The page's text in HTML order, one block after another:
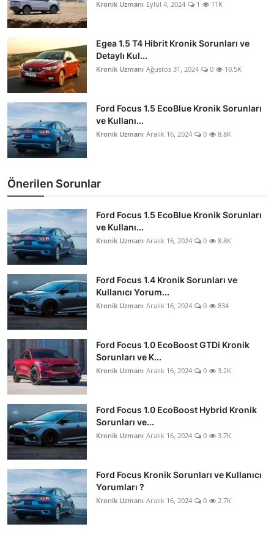
Kronik Uzmanı Eylül 4, 2024 1 11K
Egea 1.5 T4 Hibrit Kronik Sorunları ve
Detaylı Kul...
Kronik Uzmanı Ağustos 31, 2024 0 10.5K
Ford Focus 1.5 EcoBlue Kronik Sorunları
ve Kullanı...
Kronik Uzmanı Aralık 16, 2024 0 8.8K
Önerilen Sorunlar
Ford Focus 1.5 EcoBlue Kronik Sorunları
ve Kullanı...
Kronik Uzmanı Aralık 16, 2024 0 8.8K
Ford Focus 1.4 Kronik Sorunları ve
Kullanıcı Yorum...
Kronik Uzmanı Aralık 16, 2024 0 834
Ford Focus 1.0 EcoBoost GTDi Kronik
Sorunları ve K...
Kronik Uzmanı Aralık 16, 2024 0 3.2K
Ford Focus 1.0 EcoBoost Hybrid Kronik
Sorunları ve...
Kronik Uzmanı Aralık 16, 2024 0 3.7K
Ford Focus Kronik Sorunları ve Kullanıcı
Yorumları ?
Kronik Uzmanı Aralık 16, 2024 0 2.7K